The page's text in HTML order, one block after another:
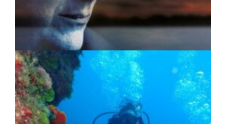
ΠΟΛΙΤΙΣΜΟΣ 04/08/2026 · 17:05
«Τραγουδάμε Καββαδία»:
Μουσικοποιητικό ταξίδι στην Κεντρική
Μακεδονία